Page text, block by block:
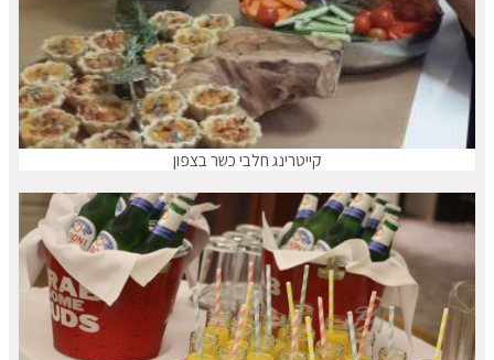
קייטרינג חלבי כשר בצפון